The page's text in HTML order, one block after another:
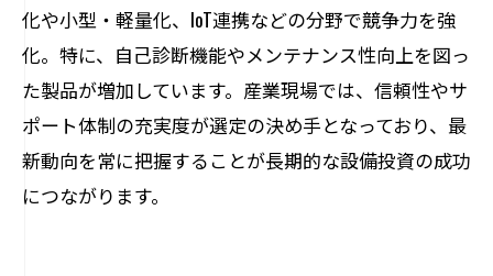
大手モーターメーカーの今後の展望とは
産業用モーターの最新トレンドを紹介
日本発モーター技術の強みと将来性
工業用モーターの買取市場にも注目
業界動向を踏まえた今後の選定ポイント
化や小型・軽量化、IoT連携などの分野で競争力を強
化。特に、自己診断機能やメンテナンス性向上を図っ
た製品が増加しています。産業現場では、信頼性やサ
ポート体制の充実度が選定の決め手となっており、最
新動向を常に把握することが長期的な設備投資の成功
につながります。